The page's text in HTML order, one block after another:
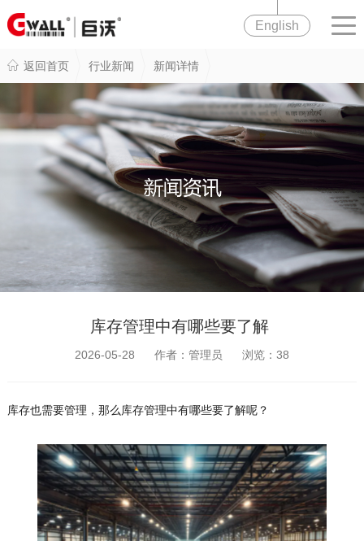
English
返回首页 行业新闻 新闻详情
库存管理中有哪些要了解
2026-05-28 作者：管理员 浏览： 38
库存也需要管理，那么库存管理中有哪些要了解呢？